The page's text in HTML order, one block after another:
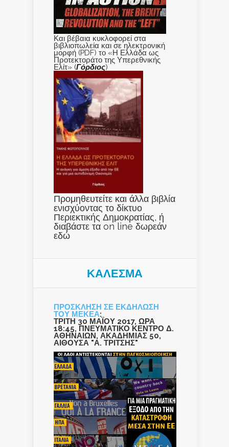
Και βέβαια κυκλοφορεί στα
βιβλιοπωλεία και σε ηλεκτρονική
μορφή (PDF) το «Η Ελλάδα ως
Προτεκτοράτο της Υπερεθνικής
Ελίτ» (Γόρδιος)
Προμηθευτείτε και άλλα βιβλία
ενισχύοντας το δίκτυο
Περιεκτικής Δημοκρατίας, ή
διαβάστε τα on line δωρεάν
εδώ
ΚΑΛΕΣΜΑ
ΠΡΟΣΚΛΗΣΗ ΣΕ ΕΚΔΗΛΩΣΗ
ΤΟΥ ΜΕΚΕΑ:
ΤΡΙΤΗ 30 ΜΑΪΟΥ 2017, ΩΡΑ
18:45, ΠΝΕΥΜΑΤΙΚΟ ΚΕΝΤΡΟ Δ.
ΑΘΗΝΑΙΩΝ, ΑΚΑΔΗΜΙΑΣ 50,
ΑΙΘΟΥΣΑ "Α. ΤΡΙΤΣΗΣ"